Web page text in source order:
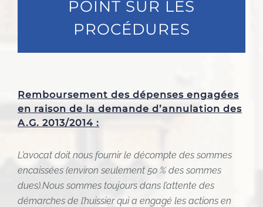
POINT SUR LES
PROCÉDURES
Remboursement des dépenses engagées
en raison de la demande d’annulation des
A.G. 2013/2014 :
L’avocat doit nous fournir le décompte des sommes
encaissées (environ seulement 50 % des sommes
dues).Nous sommes toujours dans l’attente des
démarches de l’huissier qui a engagé les actions en